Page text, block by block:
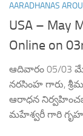
AARADHANAS
USA – May
Online on
ఆదివారం 05/03 మే
నరసింహ గారు,
ఆరాధన
మహేశ్వరీ గారి